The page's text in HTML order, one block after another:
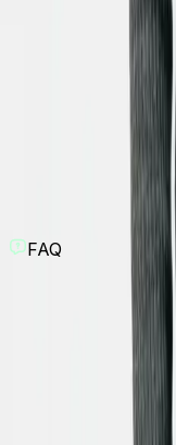
AI Superhero
AI Dog Video
AI Animal Video
Motion Graphics
Personalized Video
Kids Drawing
AI Valentine Video
AI Video Selfie
FAQ
O que é o Animador de
O nosso Animador